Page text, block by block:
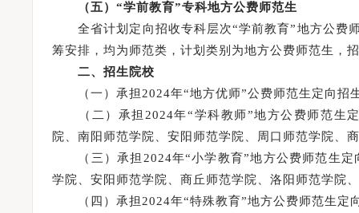
（五）“学前教育”专科地方公费师范生
全省计划定向招收专科层次“学前教育”地方公费
筹安排，均为师范类，计划类别为地方公费师范生，
二、招生院校
（一）承担2024年“地方优师”公费师范生定向招
（二）承担2024年“学科教师”地方公费师范生定
院、南阳师范学院、安阳师范学院、周口师范学院、
（三）承担2024年“小学教育”地方公费师范生定
学院、安阳师范学院、商丘师范学院、洛阳师范学院
（四）承担2024年“特殊教育”地方公费师范生定